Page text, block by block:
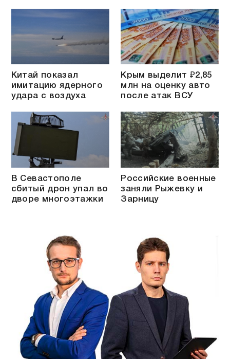
Китай показал
имитацию ядерного
удара с воздуха
Крым выделит ₽2,85
млн на оценку авто
после атак ВСУ
В Севастополе
сбитый дрон упал во
дворе многоэтажки
Российские военные
заняли Рыжевку и
Зарницу